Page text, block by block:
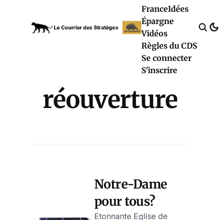
FranceIdées
Épargne
Vidéos
Règles du CDS
Se connecter
S'inscrire
réouverture
Notre-Dame
pour tous?
Etonnante Eglise de